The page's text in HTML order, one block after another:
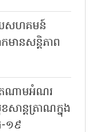
យសហគមន៍
មានសន្តិភាព
តណាមអំណរ
ន្តត្រាណក្នុង
-១៩